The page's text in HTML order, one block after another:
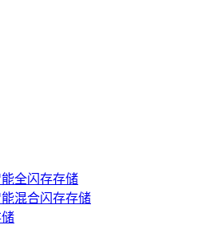
全闪存存储
混合闪存存储